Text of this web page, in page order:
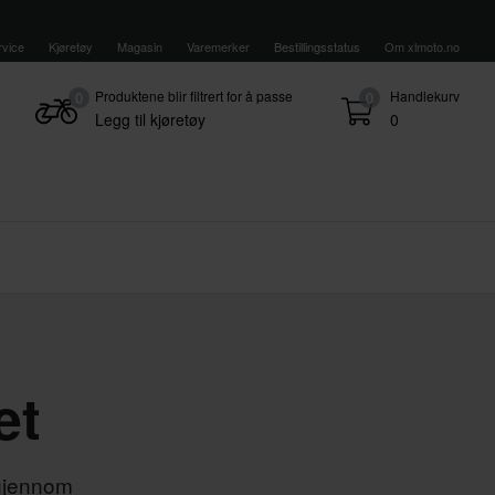
Kjøretøy Magasin Varemerker Bestillingsstatus Om xlmoto.no
0 Handlekurv
0
Produktene blir filtrert for å passe
Legg til kjøretøy